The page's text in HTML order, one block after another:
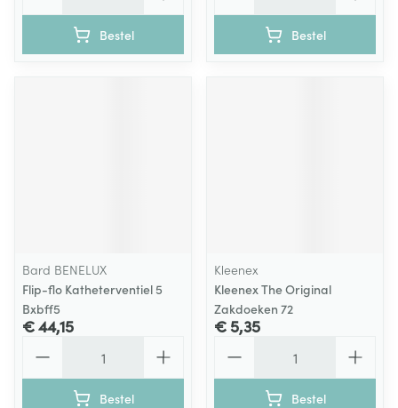
Bestel Bestel
Bard BENELUX
Flip-flo Katheterventiel 5
Bxbff5
€ 44,15
Bestel
Kleenex
Kleenex The Original
Zakdoeken 72
€ 5,35
Bestel